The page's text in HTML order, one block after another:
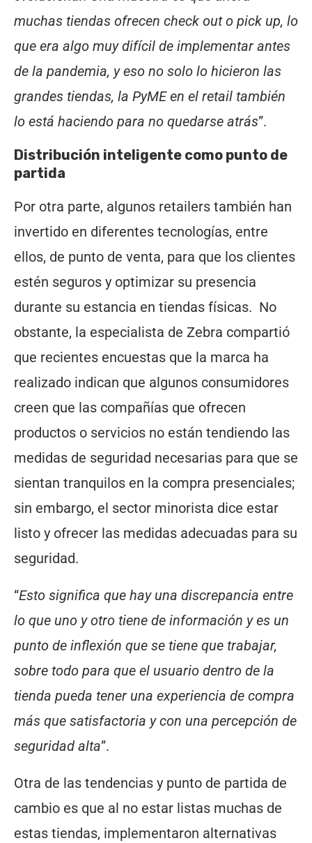
muchas tiendas ofrecen check out o pick up, lo
que era algo muy difícil de implementar antes
de la pandemia, y eso no solo lo hicieron las
grandes tiendas, la PyME en el retail también
lo está haciendo para no quedarse atrás”.
Distribución inteligente como punto de
partida
Por otra parte, algunos retailers también han
invertido en diferentes tecnologías, entre
ellos, de punto de venta, para que los clientes
estén seguros y optimizar su presencia
durante su estancia en tiendas físicas. No
obstante, la especialista de Zebra compartió
que recientes encuestas que la marca ha
realizado indican que algunos consumidores
creen que las compañías que ofrecen
productos o servicios no están tendiendo las
medidas de seguridad necesarias para que se
sientan tranquilos en la compra presenciales;
sin embargo, el sector minorista dice estar
listo y ofrecer las medidas adecuadas para su
seguridad.
“Esto significa que hay una discrepancia entre
lo que uno y otro tiene de información y es un
punto de inflexión que se tiene que trabajar,
sobre todo para que el usuario dentro de la
tienda pueda tener una experiencia de compra
más que satisfactoria y con una percepción de
seguridad alta”.
Otra de las tendencias y punto de partida de
cambio es que al no estar listas muchas de
estas tiendas, implementaron alternativas